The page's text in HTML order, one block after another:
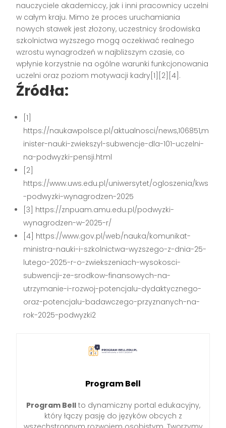
nauczyciele akademiccy, jak i inni pracownicy uczelni
w całym kraju. Mimo że proces uruchamiania
nowych stawek jest złożony, uczestnicy środowiska
szkolnictwa wyższego mogą oczekiwać realnego
wzrostu wynagrodzeń w najbliższym czasie, co
wpłynie korzystnie na ogólne warunki funkcjonowania
uczelni oraz poziom motywacji kadry[1][2][4].
Źródła:
[1]
https://naukawpolsce.pl/aktualnosci/news,106851,m
inister-nauki-zwiekszyl-subwencje-dla-101-uczelni-
na-podwyzki-pensji.html
[2]
https://www.uws.edu.pl/uniwersytet/ogloszenia/kws
-podwyzki-wynagrodzen-2025
[3] https://znpuam.amu.edu.pl/podwyzki-
wynagrodzen-w-2025-r/
[4] https://www.gov.pl/web/nauka/komunikat-
ministra-nauki-i-szkolnictwa-wyzszego-z-dnia-25-
lutego-2025-r-o-zwiekszeniach-wysokosci-
subwencji-ze-srodkow-finansowych-na-
utrzymanie-i-rozwoj-potencjalu-dydaktycznego-
oraz-potencjalu-badawczego-przyznanych-na-
rok-2025-podwyzki2
Program Bell
Program Bellto dynamiczny portal edukacyjny,
który łączy pasję do języków obcych z